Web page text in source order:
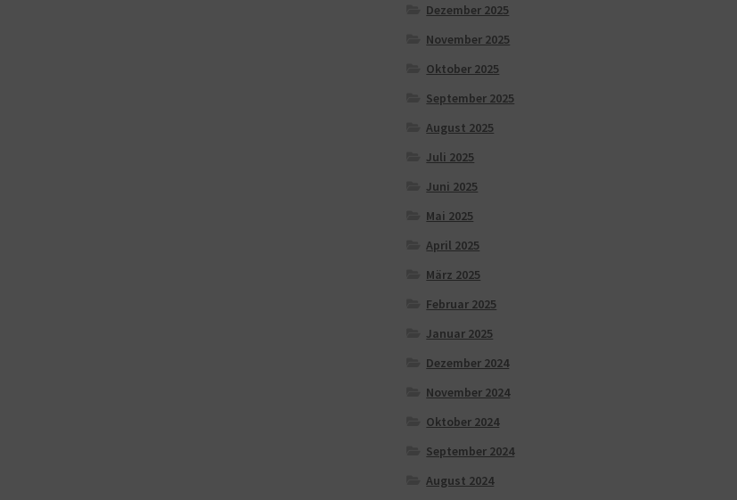
Dezember 2025
November 2025
Oktober 2025
September 2025
August 2025
Juli 2025
Juni 2025
Mai 2025
April 2025
März 2025
Februar 2025
Januar 2025
Dezember 2024
November 2024
Oktober 2024
September 2024
August 2024